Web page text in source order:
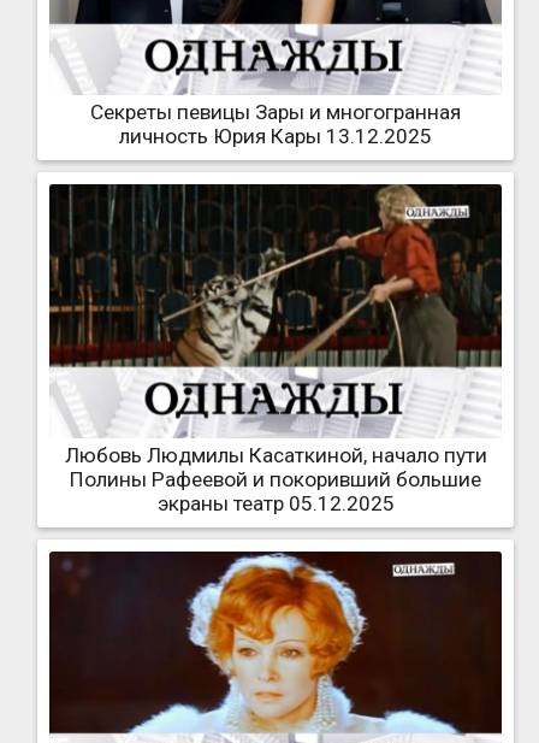
Секреты певицы Зары и многогранная
личность Юрия Кары 13.12.2025
Любовь Людмилы Касаткиной, начало пути
Полины Рафеевой и покоривший большие
экраны театр 05.12.2025